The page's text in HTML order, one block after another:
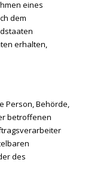
eines
dem
erhalten,
Person, Behörde,
betroffenen
des